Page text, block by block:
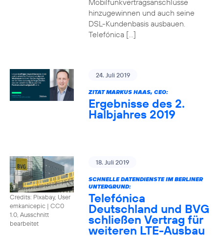
Mobilfunkvertragsanschlüsse
hinzugewinnen und auch seine
DSL-Kundenbasis ausbauen.
Telefónica […]
24. Juli 2019
ZITAT MARKUS HAAS, CEO:
Ergebnisse des 2.
Halbjahres 2019
Credits: Pixabay, User
emkanicepic | CC0
1.0, Ausschnitt
bearbeitet
18. Juli 2019
SCHNELLE DATENDIENSTE IM BERLINER
UNTERGRUND:
Telefónica
Deutschland und BVG
schließen Vertrag für
weiteren LTE-Ausbau